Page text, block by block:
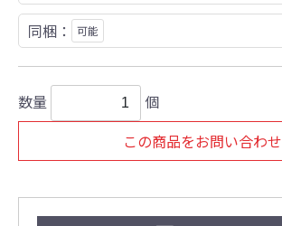
同梱： 可能
数量
個
この商品をお問い合わせ